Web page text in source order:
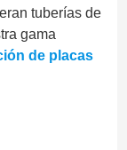
tuberías de
gama
de placas